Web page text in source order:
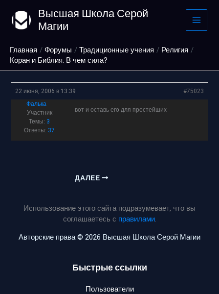
содержимому
Высшая Школа Серой
Магии
Главная Форумы Традиционные учения
Религия
Коран и Библия. В чем сила?
22 июня, 2006 в 13:39
#75023
Фалька
Участник
Темы: 3
Ответы: 37
вот и оставь его для простейших
ДАЛЕЕ
Использование этого сайта подразумевает, что вы
соглашаетесь с правилами.
Авторские права © 2026 Высшая Школа Серой Магии
Быстрые ссылки
Пользователи